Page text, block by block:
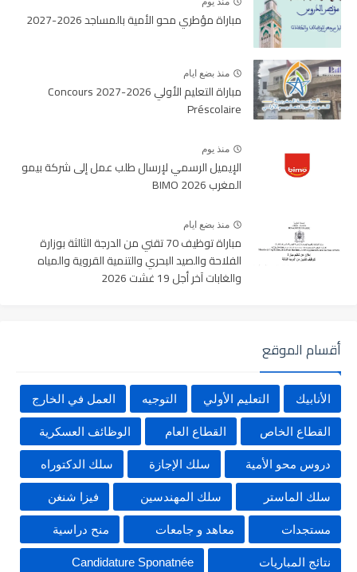
مباراة مؤطري محو الأمية بالمساجد 2026-2027
منذ بضع ايام
مباراة التعليم الأولي 2026-2027 Concours
Préscolaire
منذ يوم
الإيميل الرسمي لإرسال طلب عمل إلى شركة بيمو
المغرب BIMO 2026
منذ بضع ايام
مباراة توظيف 70 تقني من الدرجة الثالثة بوزارة
الفلاحة والصيد البحري والتنمية القروية والمياه
والغابات آخر أجل 19 غشت 2026
أقسام الموقع
الأنابيك التعليم الأولي التوجيه العمل في الخارج
القطاع الخاص القطاع العام الوظائف العسكرية
دروس محو الأمية سلك الإجازة سلك الدكتوراه
سلك الماستر سلك المهندسين فيزا شنغن
مستجدات معاهد و جامعات منح دراسية
نتائج المباريات Candidature Sponatnée